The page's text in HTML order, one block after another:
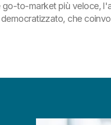
to-market più veloce,
che